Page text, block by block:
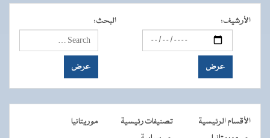
الأرشيف: البحث:
الأقسام الرئيسية تصنيفات رئيسية
موريتانيا